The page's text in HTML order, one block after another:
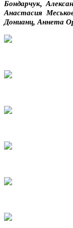
Бондарчук,
Анастасия
Донианц, Аннета